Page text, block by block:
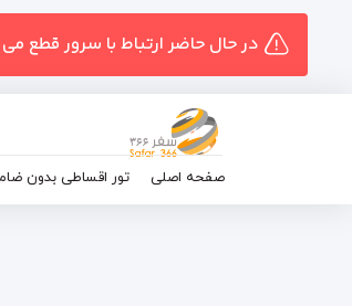
در حال حاضر ارتباط با سرور قطع
صفحه اصلی تور اقساطی بدون